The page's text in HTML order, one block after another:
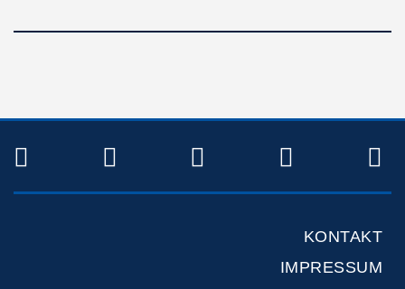
TWITTERFACEBOOKINSTAGRAM
KONTAKT
IMPRESSUM